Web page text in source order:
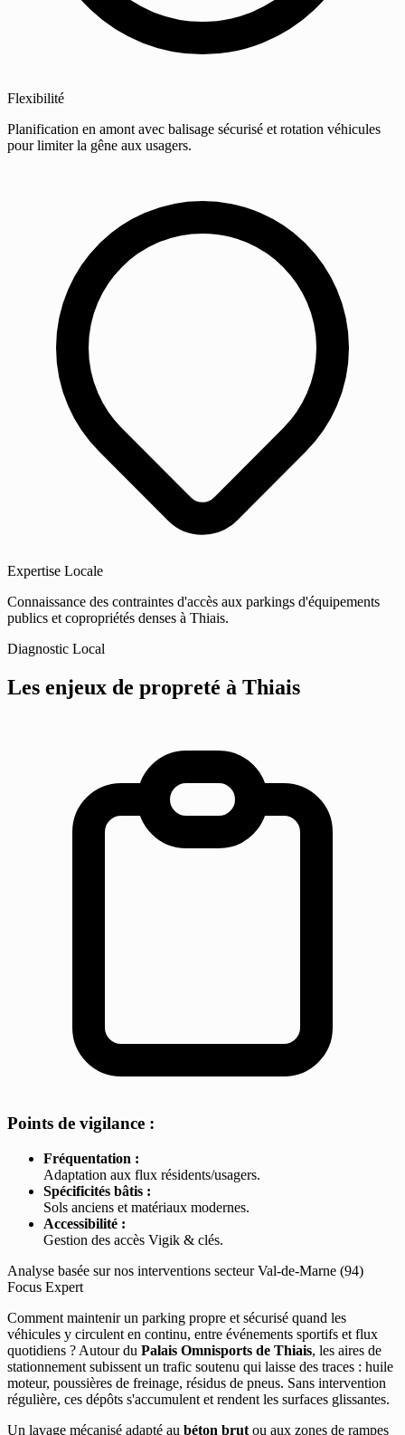
Flexibilité
Planification en amont avec balisage sécurisé et rotation véhicules
pour limiter la gêne aux usagers.
Expertise Locale
Connaissance des contraintes d'accès aux parkings d'équipements
publics et copropriétés denses à Thiais.
Diagnostic Local
Les enjeux de propreté à Thiais
Points de vigilance :
Fréquentation :
Adaptation aux flux résidents/usagers.
Spécificités bâtis :
Sols anciens et matériaux modernes.
Accessibilité :
Gestion des accès Vigik & clés.
Analyse basée sur nos interventions secteur Val-de-Marne (94)
Focus Expert
Comment maintenir un parking propre et sécurisé quand les
véhicules y circulent en continu, entre événements sportifs et flux
quotidiens ? Autour du Palais Omnisports de Thiais, les aires de
stationnement subissent un trafic soutenu qui laisse des traces : huile
moteur, poussières de freinage, résidus de pneus. Sans intervention
régulière, ces dépôts s'accumulent et rendent les surfaces glissantes.
Un lavage mécanisé adapté au béton brut ou aux zones de rampes